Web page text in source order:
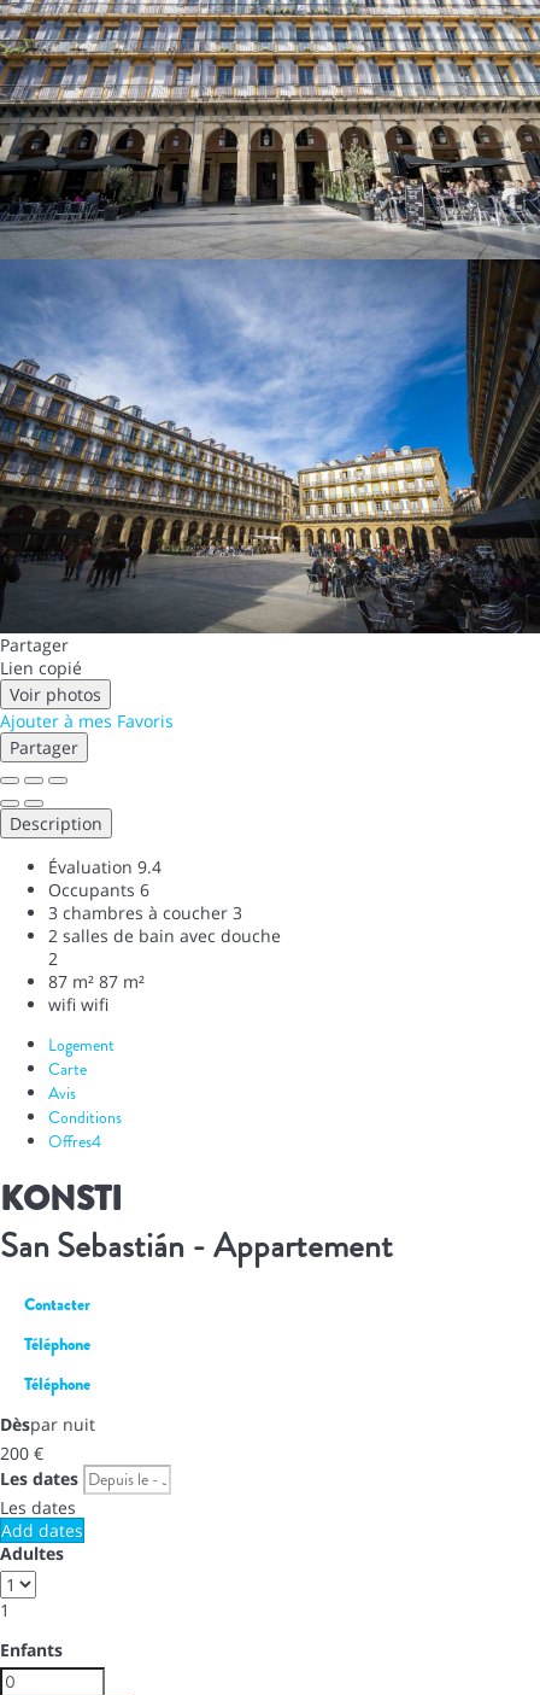
Partager
Lien copié
Voir photos
Ajouter à mes Favoris
Partager
Description
Évaluation 9.4
Occupants 6
3 chambres à coucher 3
2 salles de bain avec douche
2
87 m² 87 m²
wifi wifi
Logement
Carte
Avis
Conditions
Offres4
KONSTI
San Sebastián -Appartement
Contacter
Téléphone
Téléphone
Dèspar nuit
200 €
Les dates
Les dates
Add dates
Adultes
1
Enfants